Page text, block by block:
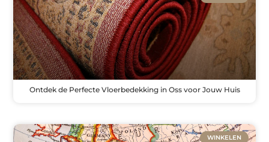
Ontdek de Perfecte Vloerbedekking in Oss voor Jouw Huis
WINKELEN